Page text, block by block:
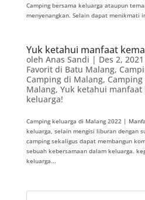
Camping bersama keluarga ataupun
menyenangkan. Selain dapat menikmati
Yuk ketahui manfaat
oleh Anas Sandi | Des 2, 2021
Favorit di Batu Malang,
Camping di Malang,
Malang, Yuk ketahui
keluarga!
Camping keluarga di Malang 2022 |
keluarga, selain mengisi liburan dengan
camping sekaligus dapat membangun
sebuah kebersamaan dalam keluarga.
keluarga...